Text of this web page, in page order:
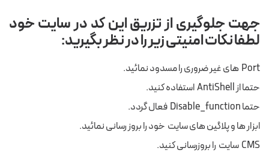
جهت جلوگیری از تزریق این کد در سایت خود
لطفا نکات امنیتی زیر را در نظر بگیرید:
Port های غیر ضروری را مسدود نمائید.
حتما از AntiShell استفاده کنید.
حتما Disable_function فعال گردد.
ابزار ها و پلاگین های سایت خود را بروز رسانی نمائید.
CMS سایت را بروزرسانی کنید.